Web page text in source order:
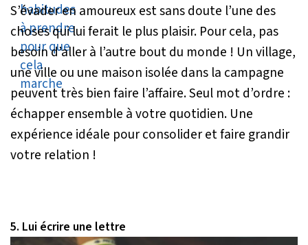
S’évader en amoureux est sans doute l’une des
choses qui lui ferait le plus plaisir. Pour cela, pas
besoin d’aller à l’autre bout du monde ! Un village,
une ville ou une maison isolée dans la campagne
peuvent très bien faire l’affaire. Seul mot d’ordre :
échapper ensemble à votre quotidien. Une
expérience idéale pour consolider et faire grandir
votre relation !
5. Lui écrire une lettre